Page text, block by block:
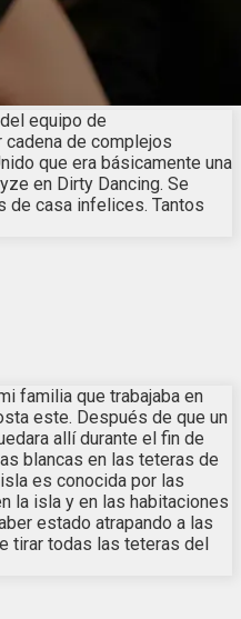
equipo de
cadena de complejos
que era básicamente una
en Dirty Dancing. Se
de casa infelices. Tantos
familia que trabajaba en
este. Después de que un
allí durante el fin de
blancas en las teteras de
es conocida por las
la isla y en las habitaciones
estado atrapando a las
tirar todas las teteras del